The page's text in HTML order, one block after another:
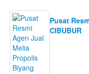
Pusat
CIBUBUR